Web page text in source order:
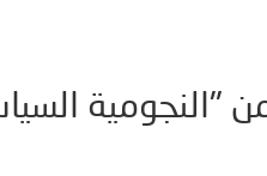
"النجومية